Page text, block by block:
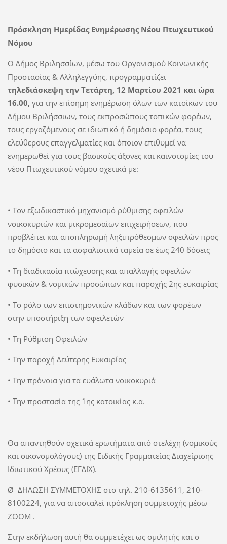
Πρόσκληση Ημερίδας Ενημέρωσης Νέου Πτωχευτικού
Νόμου
Ο Δήμος Βριλησσίων, μέσω του Οργανισμού Κοινωνικής
Προστασίας & Αλληλεγγύης, προγραμματίζει
τηλεδιάσκεψη την Tετάρτη, 12 Μαρτίου 2021 και ώρα
16.00,για την επίσημη ενημέρωση όλων των κατοίκων του
Δήμου Βριλήσσιων, τους εκπροσώπους τοπικών φορέων,
τους εργαζόμενους σε ιδιωτικό ή δημόσιο φορέα, τους
ελεύθερους επαγγελματίες και όποιον επιθυμεί να
ενημερωθεί για τους βασικούς άξονες και καινοτομίες του
νέου Πτωχευτικού νόμου σχετικά με:
• Τον εξωδικαστικό μηχανισμό ρύθμισης οφειλών
νοικοκυριών και μικρομεσαίων επιχειρήσεων, που
προβλέπει και αποπληρωμή ληξιπρόθεσμων οφειλών προς
το δημόσιο και τα ασφαλιστικά ταμεία σε έως 240 δόσεις
• Τη διαδικασία πτώχευσης και απαλλαγής οφειλών
φυσικών & νομικών προσώπων και παροχής 2ης ευκαιρίας
• Το ρόλο των επιστημονικών κλάδων και των φορέων
στην υποστήριξη των οφειλετών
• Τη Ρύθμιση Οφειλών
• Την παροχή Δεύτερης Ευκαιρίας
• Την πρόνοια για τα ευάλωτα νοικοκυριά
• Την προστασία της 1ης κατοικίας κ.α.
Θα απαντηθούν σχετικά ερωτήματα από στελέχη (νομικούς
και οικονομολόγους) της Ειδικής Γραμματείας Διαχείρισης
Ιδιωτικού Χρέους (ΕΓΔΙΧ).
Ø ΔΗΛΩΣΗ ΣΥΜΜΕΤΟΧΗΣ στο τηλ. 210-6135611, 210-
8100224, για να αποσταλεί πρόκληση συμμετοχής μέσω
ΖΟΟΜ .
Στην εκδήλωση αυτή θα συμμετέχει ως ομιλητής και ο